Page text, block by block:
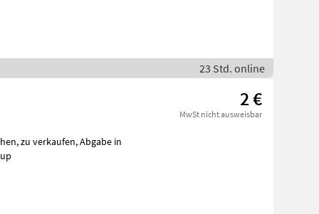
23 Std. online
2 €
MwSt nicht ausweisbar